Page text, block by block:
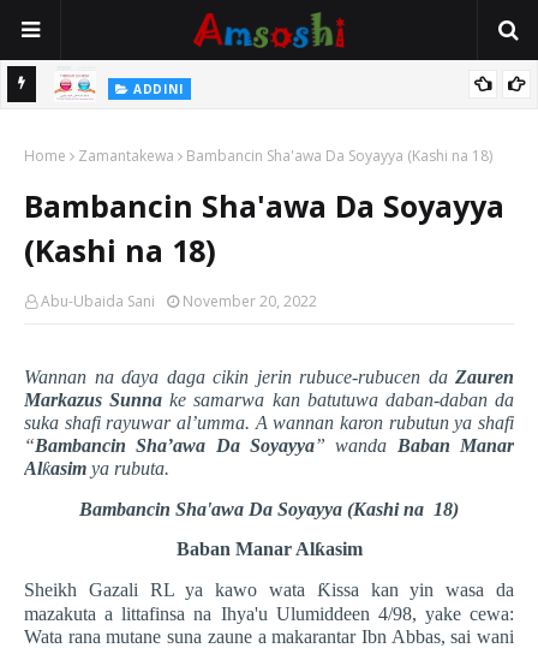
ADDINI
Home Zamantakewa Bambancin Sha'awa Da Soyayya (Kashi na 18)
Bambancin Sha'awa Da Soyayya
(Kashi na 18)
Abu-Ubaida Sani November 20, 2022
Wannan na ɗaya daga cikin jerin rubuce-rubucen da Zauren
Markazus Sunna ke samarwa kan batutuwa daban-daban da
suka shafi rayuwar al’umma. A wannan karon rubutun ya shafi
“Bambancin Sha’awa Da Soyayya” wanda Baban Manar
Alƙasim ya rubuta.
Bambancin Sha'awa Da Soyayya (Kashi na 18)
Baban Manar Alƙasim
Sheikh Gazali RL ya kawo wata Ƙissa kan yin wasa da
mazakuta a littafinsa na Ihya'u Ulumiddeen 4/98, yake cewa:
Wata rana mutane suna zaune a makarantar Ibn Abbas, sai wani